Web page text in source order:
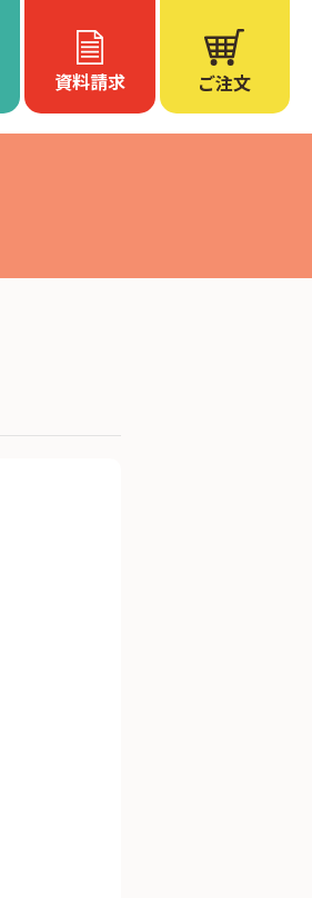
資料請求 ご注文